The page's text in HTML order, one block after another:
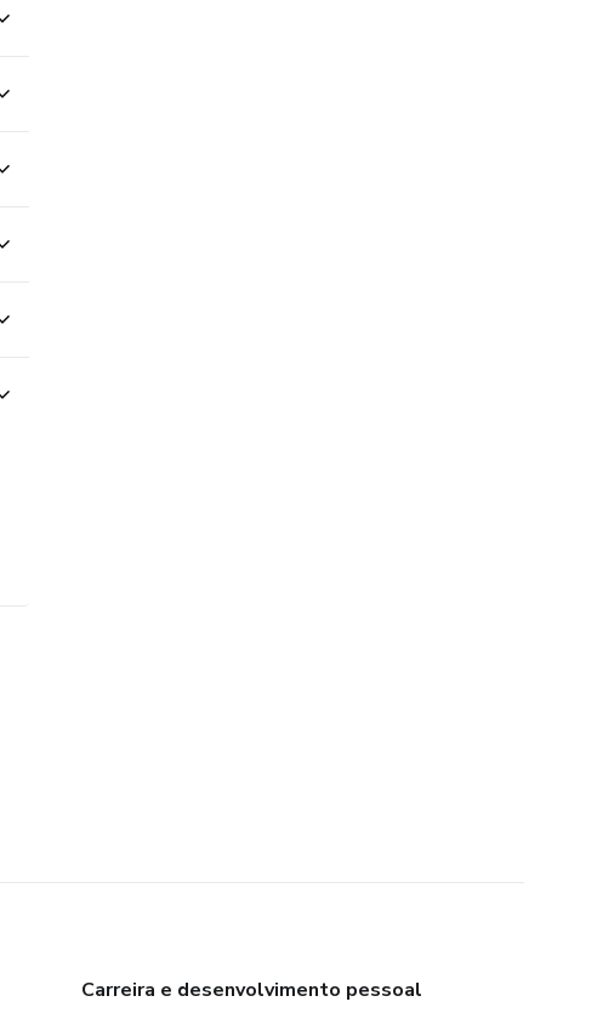
Carreira e desenvolvimento pessoal